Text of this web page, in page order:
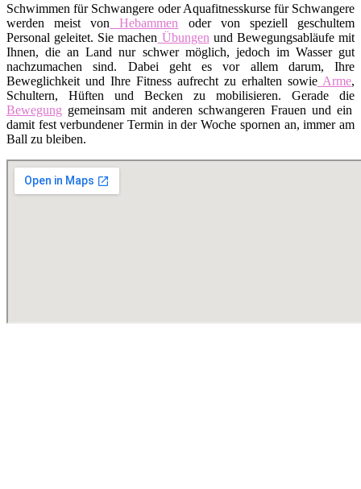
Schwimmen für Schwangere oder Aquafitnesskurse für Schwangere
werden meist von Hebammen oder von speziell geschultem
Personal geleitet. Sie machen Übungen und Bewegungsabläufe mit
Ihnen, die an Land nur schwer möglich, jedoch im Wasser gut
nachzumachen sind. Dabei geht es vor allem darum, Ihre
Beweglichkeit und Ihre Fitness aufrecht zu erhalten sowie Arme,
Schultern, Hüften und Becken zu mobilisieren. Gerade die
Bewegung gemeinsam mit anderen schwangeren Frauen und ein
damit fest verbundener Termin in der Woche spornen an, immer am
Ball zu bleiben.